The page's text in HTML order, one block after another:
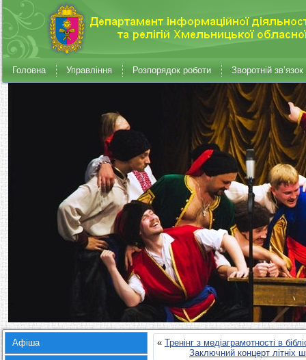
Головна Управління Розпорядок роботи Зворотній зв’язок
Афіша « Тренінг з медіаграмотності в
Заключний концерт літніх